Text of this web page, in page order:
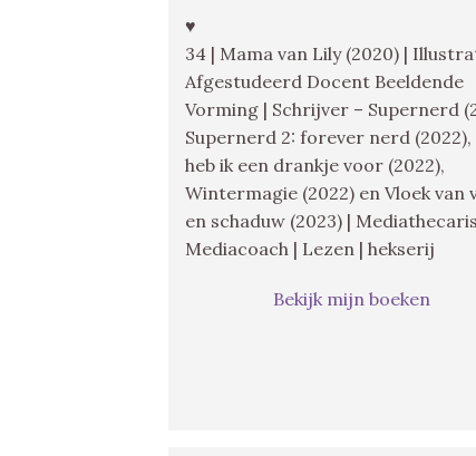
♥
34 | Mama van Lily (2020) |
Afgestudeerd Docent Beeldende
Vorming | Schrijver – Supernerd
Supernerd 2: forever nerd
heb ik een drankje voor (2022),
Wintermagie (2022) en Vloek van
en schaduw (2023) |
Mediacoach | Lezen | hekserij
Bekijk mijn boeken